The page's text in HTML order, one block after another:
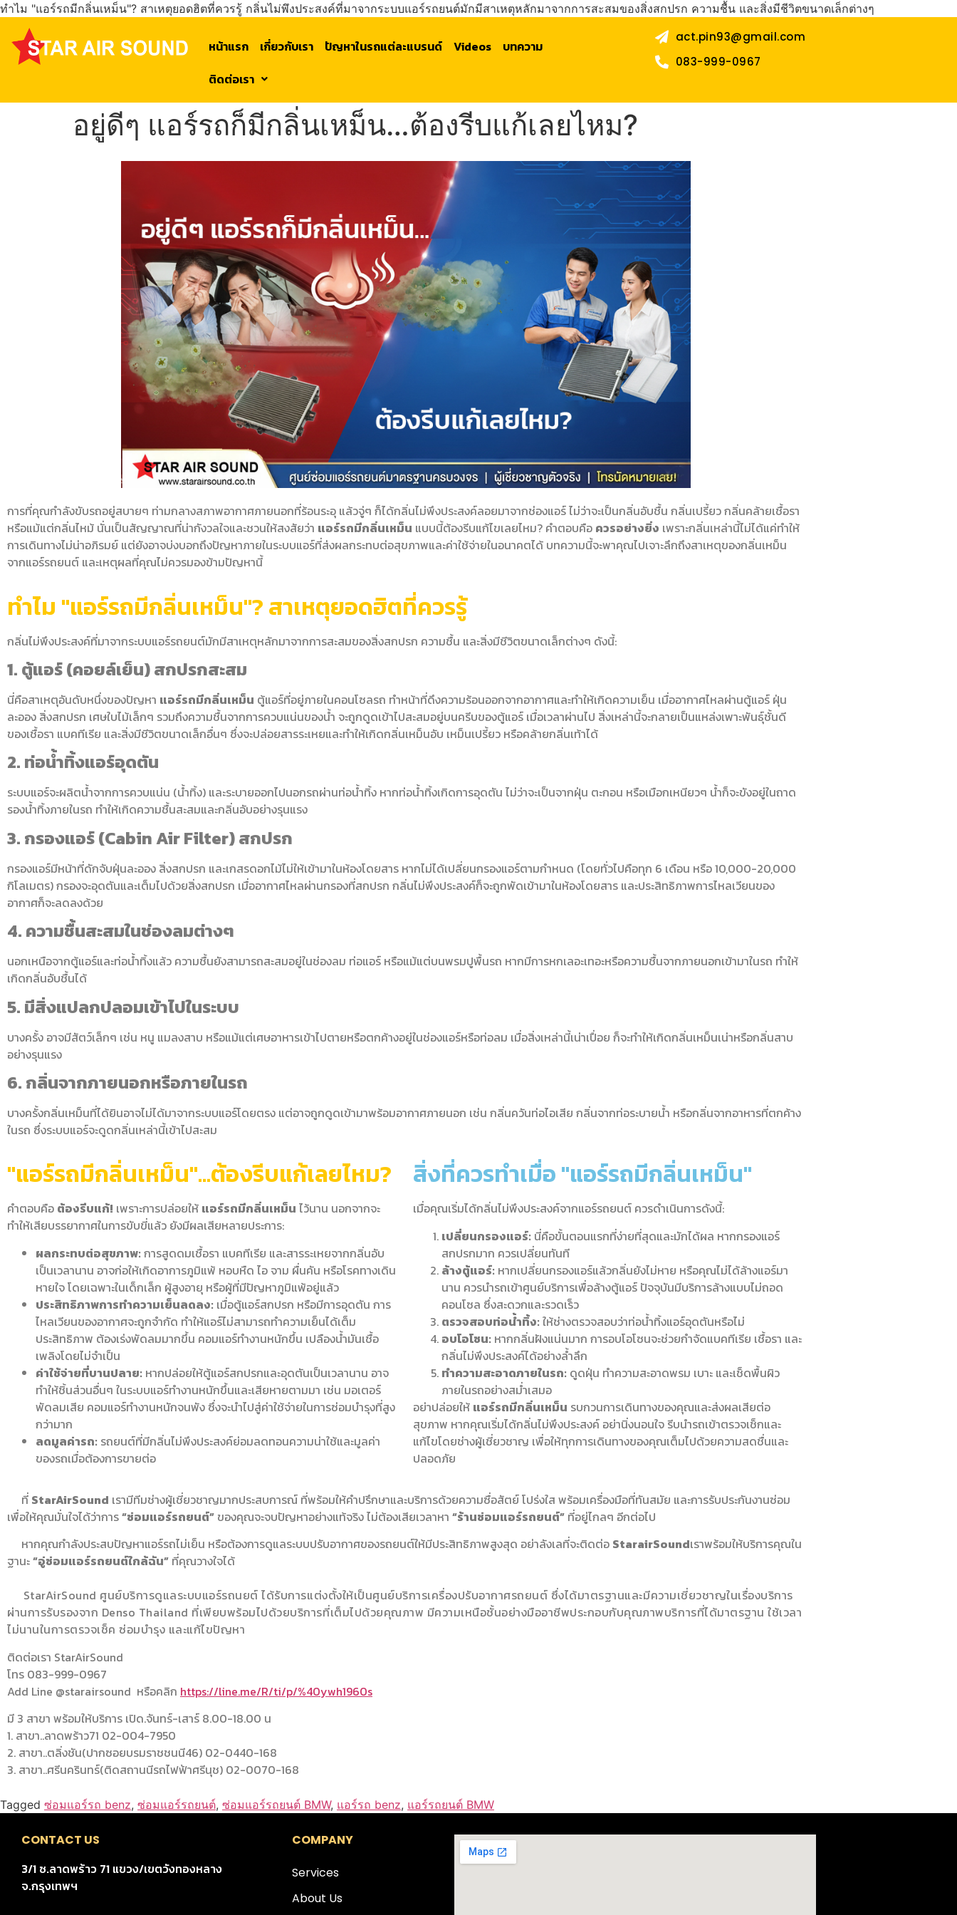
ทำไม "แอร์รถมีกลิ่นเหม็น"? สาเหตุยอดฮิตที่ควรรู้ กลิ่นไม่พึงประสงค์ที่มาจากระบบแอร์รถยนต์มักมีสาเหตุหลักมาจากการสะสมของสิ่งสกปรก ความชื้น และสิ่งมีชีวิตขนาดเล็กต่างๆ
หน้าแรก เกี่ยวกับเรา ปัญหาในรถแต่ละแบรนด์ Videos
บทความ
ติดต่อเรา
act.pin93@gmail.com
083-999-0967
อยู่ดีๆ แอร์รถก็มีกลิ่นเหม็น…ต้องรีบแก้เลยไหม?
การที่คุณกำลังขับรถอยู่สบายๆ ท่ามกลางสภาพอากาศภายนอกที่ร้อนระอุ แล้วจู่ๆ ก็ได้กลิ่นไม่พึงประสงค์ลอยมาจากช่องแอร์ ไม่ว่าจะเป็นกลิ่นอับชื้น กลิ่นเปรี้ยว กลิ่นคล้ายเชื้อรา
หรือแม้แต่กลิ่นไหม้ นั่นเป็นสัญญาณที่น่ากังวลใจและชวนให้สงสัยว่า แอร์รถมีกลิ่นเหม็น แบบนี้ต้องรีบแก้ไขเลยไหม? คำตอบคือ ควรอย่างยิ่ง เพราะกลิ่นเหล่านี้ไม่ได้แค่ทำให้
การเดินทางไม่น่าอภิรมย์ แต่ยังอาจบ่งบอกถึงปัญหาภายในระบบแอร์ที่ส่งผลกระทบต่อสุขภาพและค่าใช้จ่ายในอนาคตได้ บทความนี้จะพาคุณไปเจาะลึกถึงสาเหตุของกลิ่นเหม็น
จากแอร์รถยนต์ และเหตุผลที่คุณไม่ควรมองข้ามปัญหานี้
ทำไม "แอร์รถมีกลิ่นเหม็น"? สาเหตุยอดฮิตที่ควรรู้
กลิ่นไม่พึงประสงค์ที่มาจากระบบแอร์รถยนต์มักมีสาเหตุหลักมาจากการสะสมของสิ่งสกปรก ความชื้น และสิ่งมีชีวิตขนาดเล็กต่างๆ ดังนี้:
1. ตู้แอร์ (คอยล์เย็น) สกปรกสะสม
นี่คือสาเหตุอันดับหนึ่งของปัญหา แอร์รถมีกลิ่นเหม็น ตู้แอร์ที่อยู่ภายในคอนโซลรถ ทำหน้าที่ดึงความร้อนออกจากอากาศและทำให้เกิดความเย็น เมื่ออากาศไหลผ่านตู้แอร์ ฝุ่น
ละออง สิ่งสกปรก เศษใบไม้เล็กๆ รวมถึงความชื้นจากการควบแน่นของน้ำ จะถูกดูดเข้าไปสะสมอยู่บนครีบของตู้แอร์ เมื่อเวลาผ่านไป สิ่งเหล่านี้จะกลายเป็นแหล่งเพาะพันธุ์ชั้นดี
ของเชื้อรา แบคทีเรีย และสิ่งมีชีวิตขนาดเล็กอื่นๆ ซึ่งจะปล่อยสารระเหยและทำให้เกิดกลิ่นเหม็นอับ เหม็นเปรี้ยว หรือคล้ายกลิ่นเท้าได้
2. ท่อน้ำทิ้งแอร์อุดตัน
ระบบแอร์จะผลิตน้ำจากการควบแน่น (น้ำทิ้ง) และระบายออกไปนอกรถผ่านท่อน้ำทิ้ง หากท่อน้ำทิ้งเกิดการอุดตัน ไม่ว่าจะเป็นจากฝุ่น ตะกอน หรือเมือกเหนียวๆ น้ำก็จะขังอยู่ในถาด
รองน้ำทิ้งภายในรถ ทำให้เกิดความชื้นสะสมและกลิ่นอับอย่างรุนแรง
3. กรองแอร์ (Cabin Air Filter) สกปรก
กรองแอร์มีหน้าที่ดักจับฝุ่นละออง สิ่งสกปรก และเกสรดอกไม้ไม่ให้เข้ามาในห้องโดยสาร หากไม่ได้เปลี่ยนกรองแอร์ตามกำหนด (โดยทั่วไปคือทุก 6 เดือน หรือ 10,000-20,000
กิโลเมตร) กรองจะอุดตันและเต็มไปด้วยสิ่งสกปรก เมื่ออากาศไหลผ่านกรองที่สกปรก กลิ่นไม่พึงประสงค์ก็จะถูกพัดเข้ามาในห้องโดยสาร และประสิทธิภาพการไหลเวียนของ
อากาศก็จะลดลงด้วย
4. ความชื้นสะสมในช่องลมต่างๆ
นอกเหนือจากตู้แอร์และท่อน้ำทิ้งแล้ว ความชื้นยังสามารถสะสมอยู่ในช่องลม ท่อแอร์ หรือแม้แต่บนพรมปูพื้นรถ หากมีการหกเลอะเทอะหรือความชื้นจากภายนอกเข้ามาในรถ ทำให้
เกิดกลิ่นอับชื้นได้
5. มีสิ่งแปลกปลอมเข้าไปในระบบ
บางครั้ง อาจมีสัตว์เล็กๆ เช่น หนู แมลงสาบ หรือแม้แต่เศษอาหารเข้าไปตายหรือตกค้างอยู่ในช่องแอร์หรือท่อลม เมื่อสิ่งเหล่านี้เน่าเปื่อย ก็จะทำให้เกิดกลิ่นเหม็นเน่าหรือกลิ่นสาบ
อย่างรุนแรง
6. กลิ่นจากภายนอกหรือภายในรถ
บางครั้งกลิ่นเหม็นที่ได้ยินอาจไม่ได้มาจากระบบแอร์โดยตรง แต่อาจถูกดูดเข้ามาพร้อมอากาศภายนอก เช่น กลิ่นควันท่อไอเสีย กลิ่นจากท่อระบายน้ำ หรือกลิ่นจากอาหารที่ตกค้าง
ในรถ ซึ่งระบบแอร์จะดูดกลิ่นเหล่านี้เข้าไปสะสม
"แอร์รถมีกลิ่นเหม็น"...ต้องรีบแก้เลยไหม?​
คำตอบคือ ต้องรีบแก้! เพราะการปล่อยให้ แอร์รถมีกลิ่นเหม็น ไว้นาน นอกจากจะ
ทำให้เสียบรรยากาศในการขับขี่แล้ว ยังมีผลเสียหลายประการ:
ผลกระทบต่อสุขภาพ: การสูดดมเชื้อรา แบคทีเรีย และสารระเหยจากกลิ่นอับ
เป็นเวลานาน อาจก่อให้เกิดอาการภูมิแพ้ หอบหืด ไอ จาม ผื่นคัน หรือโรคทางเดิน
หายใจ โดยเฉพาะในเด็กเล็ก ผู้สูงอายุ หรือผู้ที่มีปัญหาภูมิแพ้อยู่แล้ว
ประสิทธิภาพการทำความเย็นลดลง: เมื่อตู้แอร์สกปรก หรือมีการอุดตัน การ
ไหลเวียนของอากาศจะถูกจำกัด ทำให้แอร์ไม่สามารถทำความเย็นได้เต็ม
ประสิทธิภาพ ต้องเร่งพัดลมมากขึ้น คอมแอร์ทำงานหนักขึ้น เปลืองน้ำมันเชื้อ
เพลิงโดยไม่จำเป็น
ค่าใช้จ่ายที่บานปลาย: หากปล่อยให้ตู้แอร์สกปรกและอุดตันเป็นเวลานาน อาจ
ทำให้ชิ้นส่วนอื่นๆ ในระบบแอร์ทำงานหนักขึ้นและเสียหายตามมา เช่น มอเตอร์
พัดลมเสีย คอมแอร์ทำงานหนักจนพัง ซึ่งจะนำไปสู่ค่าใช้จ่ายในการซ่อมบำรุงที่สูง
กว่ามาก
ลดมูลค่ารถ: รถยนต์ที่มีกลิ่นไม่พึงประสงค์ย่อมลดทอนความน่าใช้และมูลค่า
ของรถเมื่อต้องการขายต่อ
สิ่งที่ควรทำเมื่อ "แอร์รถมีกลิ่นเหม็น"
เมื่อคุณเริ่มได้กลิ่นไม่พึงประสงค์จากแอร์รถยนต์ ควรดำเนินการดังนี้:
เปลี่ยนกรองแอร์: นี่คือขั้นตอนแรกที่ง่ายที่สุดและมักได้ผล หากกรองแอร์
สกปรกมาก ควรเปลี่ยนทันที
ล้างตู้แอร์: หากเปลี่ยนกรองแอร์แล้วกลิ่นยังไม่หาย หรือคุณไม่ได้ล้างแอร์มา
นาน ควรนำรถเข้าศูนย์บริการเพื่อล้างตู้แอร์ ปัจจุบันมีบริการล้างแบบไม่ถอด
คอนโซล ซึ่งสะดวกและรวดเร็ว
ตรวจสอบท่อน้ำทิ้ง: ให้ช่างตรวจสอบว่าท่อน้ำทิ้งแอร์อุดตันหรือไม่
อบโอโซน: หากกลิ่นฝังแน่นมาก การอบโอโซนจะช่วยกำจัดแบคทีเรีย เชื้อรา และ
กลิ่นไม่พึงประสงค์ได้อย่างล้ำลึก
ทำความสะอาดภายในรถ: ดูดฝุ่น ทำความสะอาดพรม เบาะ และเช็ดพื้นผิว
ภายในรถอย่างสม่ำเสมอ
อย่าปล่อยให้ แอร์รถมีกลิ่นเหม็น รบกวนการเดินทางของคุณและส่งผลเสียต่อ
สุขภาพ หากคุณเริ่มได้กลิ่นไม่พึงประสงค์ อย่านิ่งนอนใจ รีบนำรถเข้าตรวจเช็กและ
แก้ไขโดยช่างผู้เชี่ยวชาญ เพื่อให้ทุกการเดินทางของคุณเต็มไปด้วยความสดชื่นและ
ปลอดภัย
ที่ StarAirSound เรามีทีมช่างผู้เชี่ยวชาญมากประสบการณ์ ที่พร้อมให้คำปรึกษาและบริการด้วยความซื่อสัตย์ โปร่งใส พร้อมเครื่องมือที่ทันสมัย และการรับประกันงานซ่อม
เพื่อให้คุณมั่นใจได้ว่าการ“ซ่อมแอร์รถยนต์” ของคุณจะจบปัญหาอย่างแท้จริง ไม่ต้องเสียเวลาหา “ร้านซ่อมแอร์รถยนต์” ที่อยู่ไกลๆ อีกต่อไป
หากคุณกำลังประสบปัญหาแอร์รถไม่เย็น หรือต้องการดูแลระบบปรับอากาศของรถยนต์ให้มีประสิทธิภาพสูงสุด อย่าลังเลที่จะติดต่อ StarairSoundเราพร้อมให้บริการคุณใน
ฐานะ“อู่ซ่อมแอร์รถยนต์ใกล้ฉัน” ที่คุณวางใจได้
StarAirSound ศูนย์บริการดูแลระบบแอร์รถนยต์ ได้รับการแต่งตั้งให้เป็นศูนย์บริการเครื่องปรับอากาศรถยนต์ ซึ่งได้มาตรฐานและมีความเชี่ยวชาญในเรื่องบริการ
ผ่านการรับรองจาก Denso Thailand ที่เพียบพร้อมไปด้วยบริการที่เต็มไปด้วยคุณภาพ มีความเหนือชั้นอย่างมืออาชีพประกอบกับคุณภาพบริการที่ได้มาตรฐาน ใช้เวลา
ไม่นานในการตรวจเช็ค ซ่อมบำรุง และแก้ไขปัญหา
ติดต่อเรา StarAirSound
โทร 083-999-0967
Add Line @starairsound หรือคลิก https://line.me/R/ti/p/%40ywh1960s
มี 3 สาขา พร้อมให้บริการ เปิด.จันทร์-เสาร์ 8.00-18.00 น
1. สาขา..ลาดพร้าว71 02-004-7950
2. สาขา..ตลิ่งชัน(ปากซอยบรมราชชนนี46) 02-0440-168
3. สาขา..ศรีนครินทร์(ติดสถานนีรถไฟฟ้าศรีนุช) 02-0070-168
Tagged ซ่อมแอร์รถ benz, ซ่อมแอร์รถยนต์, ซ่อมแอร์รถยนต์ BMW, แอร์รถ benz, แอร์รถยนต์ BMW
CONTACT US
3/1 ซ.ลาดพร้าว 71 แขวง/เขตวังทองหลาง
จ.กรุงเทพฯ
COMPANY
Services
About Us